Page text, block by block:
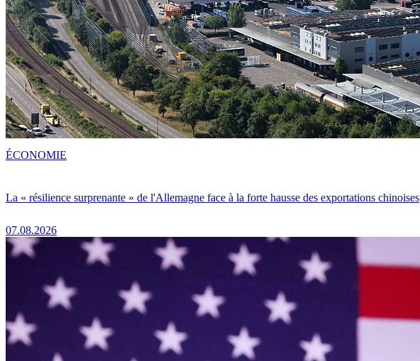
La « résilience surprenante » de l'Allemagne face à la forte hausse des exportations chinoises
07.08.2026
ÉCONOMIE